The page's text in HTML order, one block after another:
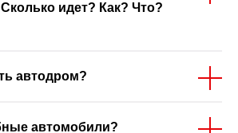
идет? Как? Что?
автодром?
автомобили?